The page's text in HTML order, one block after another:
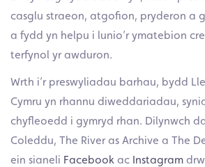
casglu straeon, atgofion, pryderon a
a fydd yn helpu i lunio’r ymatebion
terfynol yr awduron.
Wrth i’r preswyliadau barhau, bydd
Cymru yn rhannu diweddariadau,
chyfleoedd i gymryd rhan. Dilynwch
Coleddu, The River as Archive a The
ein sianeli Facebook ac Instagram